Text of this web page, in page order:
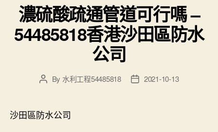
濃硫酸疏通管道可行嗎 –
54485818香港沙田區防水
公司
PostBy 水利工程54485818
Post2021-10-13
沙田區防水公司